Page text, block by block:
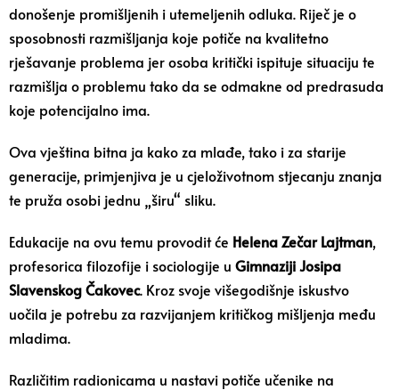
donošenje promišljenih i utemeljenih odluka. Riječ je o
sposobnosti razmišljanja koje potiče na kvalitetno
rješavanje problema jer osoba kritički ispituje situaciju te
razmišlja o problemu tako da se odmakne od predrasuda
koje potencijalno ima.
Ova vještina bitna ja kako za mlađe, tako i za starije
generacije, primjenjiva je u cjeloživotnom stjecanju znanja
te pruža osobi jednu „širu“ sliku.
Edukacije na ovu temu provodit će Helena Zečar Lajtman,
profesorica filozofije i sociologije u Gimnaziji Josipa
Slavenskog Čakovec. Kroz svoje višegodišnje iskustvo
uočila je potrebu za razvijanjem kritičkog mišljenja među
mladima.
Različitim radionicama u nastavi potiče učenike na